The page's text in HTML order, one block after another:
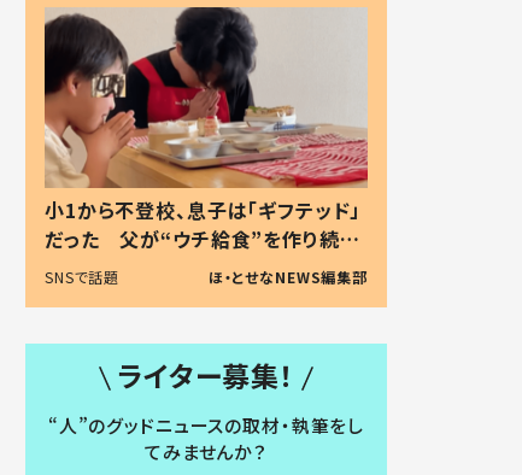
小1から不登校、息子は「ギフテッド」
だった 父が“ウチ給食”を作り続け
る理由とは #令和の親 #令和の子
SNSで話題 ほ・とせなNEWS編集部
ライター募集！
“人”のグッドニュースの取材・執筆をし
てみませんか？